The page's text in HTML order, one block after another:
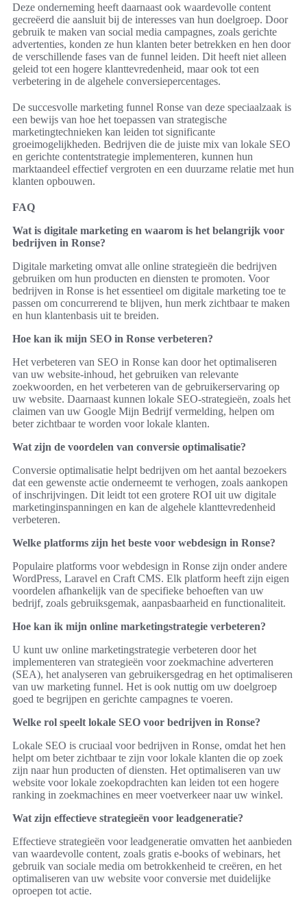
Deze onderneming heeft daarnaast ook waardevolle content
gecreëerd die aansluit bij de interesses van hun doelgroep. Door
gebruik te maken van social media campagnes, zoals gerichte
advertenties, konden ze hun klanten beter betrekken en hen door
de verschillende fases van de funnel leiden. Dit heeft niet alleen
geleid tot een hogere klanttevredenheid, maar ook tot een
verbetering in de algehele conversiepercentages.
De succesvolle marketing funnel Ronse van deze speciaalzaak is
een bewijs van hoe het toepassen van strategische
marketingtechnieken kan leiden tot significante
groeimogelijkheden. Bedrijven die de juiste mix van lokale SEO
en gerichte contentstrategie implementeren, kunnen hun
marktaandeel effectief vergroten en een duurzame relatie met hun
klanten opbouwen.
FAQ
Wat is digitale marketing en waarom is het belangrijk voor
bedrijven in Ronse?
Digitale marketing omvat alle online strategieën die bedrijven
gebruiken om hun producten en diensten te promoten. Voor
bedrijven in Ronse is het essentieel om digitale marketing toe te
passen om concurrerend te blijven, hun merk zichtbaar te maken
en hun klantenbasis uit te breiden.
Hoe kan ik mijn SEO in Ronse verbeteren?
Het verbeteren van SEO in Ronse kan door het optimaliseren
van uw website-inhoud, het gebruiken van relevante
zoekwoorden, en het verbeteren van de gebruikerservaring op
uw website. Daarnaast kunnen lokale SEO-strategieën, zoals het
claimen van uw Google Mijn Bedrijf vermelding, helpen om
beter zichtbaar te worden voor lokale klanten.
Wat zijn de voordelen van conversie optimalisatie?
Conversie optimalisatie helpt bedrijven om het aantal bezoekers
dat een gewenste actie onderneemt te verhogen, zoals aankopen
of inschrijvingen. Dit leidt tot een grotere ROI uit uw digitale
marketinginspanningen en kan de algehele klanttevredenheid
verbeteren.
Welke platforms zijn het beste voor webdesign in Ronse?
Populaire platforms voor webdesign in Ronse zijn onder andere
WordPress, Laravel en Craft CMS. Elk platform heeft zijn eigen
voordelen afhankelijk van de specifieke behoeften van uw
bedrijf, zoals gebruiksgemak, aanpasbaarheid en functionaliteit.
Hoe kan ik mijn online marketingstrategie verbeteren?
U kunt uw online marketingstrategie verbeteren door het
implementeren van strategieën voor zoekmachine adverteren
(SEA), het analyseren van gebruikersgedrag en het optimaliseren
van uw marketing funnel. Het is ook nuttig om uw doelgroep
goed te begrijpen en gerichte campagnes te voeren.
Welke rol speelt lokale SEO voor bedrijven in Ronse?
Lokale SEO is cruciaal voor bedrijven in Ronse, omdat het hen
helpt om beter zichtbaar te zijn voor lokale klanten die op zoek
zijn naar hun producten of diensten. Het optimaliseren van uw
website voor lokale zoekopdrachten kan leiden tot een hogere
ranking in zoekmachines en meer voetverkeer naar uw winkel.
Wat zijn effectieve strategieën voor leadgeneratie?
Effectieve strategieën voor leadgeneratie omvatten het aanbieden
van waardevolle content, zoals gratis e-books of webinars, het
gebruik van sociale media om betrokkenheid te creëren, en het
optimaliseren van uw website voor conversie met duidelijke
oproepen tot actie.